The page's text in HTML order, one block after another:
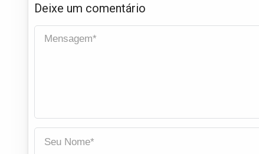
Deixe um comentário